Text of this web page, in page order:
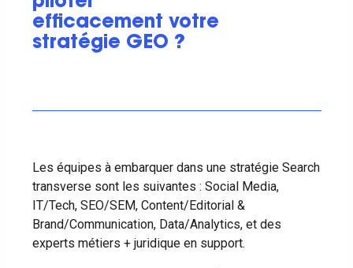
efficacement votre
stratégie GEO ?
Les équipes à embarquer dans une stratégie Search
transverse sont les suivantes : Social Media,
IT/Tech, SEO/SEM, Content/Editorial &
Brand/Communication, Data/Analytics, et des
experts métiers + juridique en support.